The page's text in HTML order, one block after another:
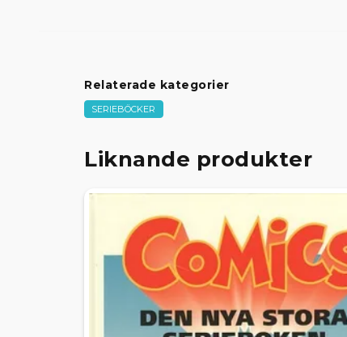
Relaterade kategorier
SERIEBÖCKER
Liknande produkter